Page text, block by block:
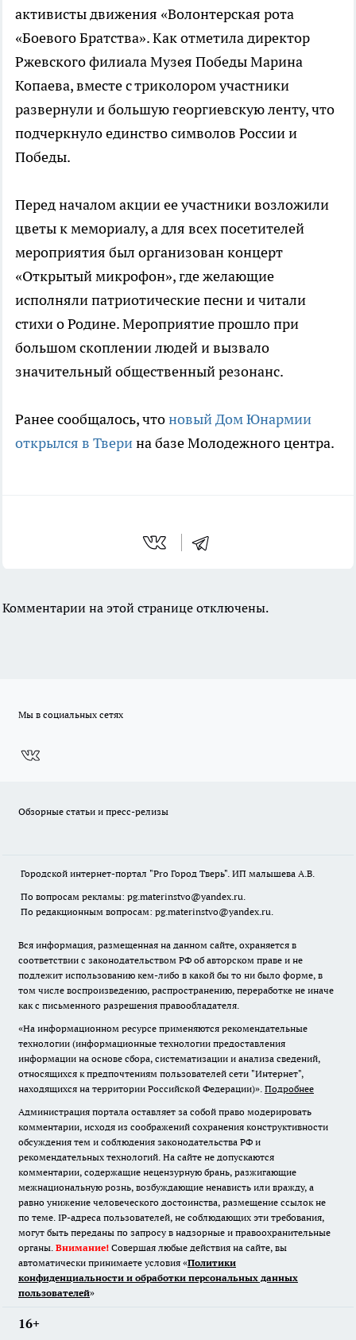
активисты движения «Волонтерская рота
«Боевого Братства». Как отметила директор
Ржевского филиала Музея Победы Марина
Копаева, вместе с триколором участники
развернули и большую георгиевскую ленту, что
подчеркнуло единство символов России и
Победы.
Перед началом акции ее участники возложили
цветы к мемориалу, а для всех посетителей
мероприятия был организован концерт
«Открытый микрофон», где желающие
исполняли патриотические песни и читали
стихи о Родине. Мероприятие прошло при
большом скоплении людей и вызвало
значительный общественный резонанс.
Ранее сообщалось, чтоновый Дом Юнармии
открылся в Тверина базе Молодежного центра.
Комментарии на этой странице отключены.
Мы в социальных сетях
Обзорные статьи и пресс-релизы
Городской интернет-портал "Pro Город Тверь". ИП малышева А.В.
По вопросам рекламы: pg.materinstvo@yandex.ru.
По редакционным вопросам: pg.materinstvo@yandex.ru.
Вся информация, размещенная на данном сайте, охраняется в
соответствии с законодательством РФ об авторском праве и не
подлежит использованию кем-либо в какой бы то ни было форме, в
том числе воспроизведению, распространению, переработке не иначе
как с письменного разрешения правообладателя.
«На информационном ресурсе применяются рекомендательные
технологии (информационные технологии предоставления
информации на основе сбора, систематизации и анализа сведений,
относящихся к предпочтениям пользователей сети "Интернет",
находящихся на территории Российской Федерации)». Подробнее
Администрация портала оставляет за собой право модерировать
комментарии, исходя из соображений сохранения конструктивности
обсуждения тем и соблюдения законодательства РФ и
рекомендательных технологий. На сайте не допускаются
комментарии, содержащие нецензурную брань, разжигающие
межнациональную рознь, возбуждающие ненависть или вражду, а
равно унижение человеческого достоинства, размещение ссылок не
по теме. IP-адреса пользователей, не соблюдающих эти требования,
могут быть переданы по запросу в надзорные и правоохранительные
органы. Внимание! Совершая любые действия на сайте, вы
автоматически принимаете условия «Политики
конфиденциальности и обработки персональных данных
пользователей»
16+